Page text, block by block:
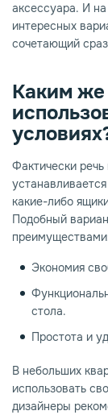
аксессуара. И
интересных
сочетающий
Каким же
Фактически
какие-либо
Подобный
Экономия
стола.
Простота и
В небольших
использовать
дизайнеры